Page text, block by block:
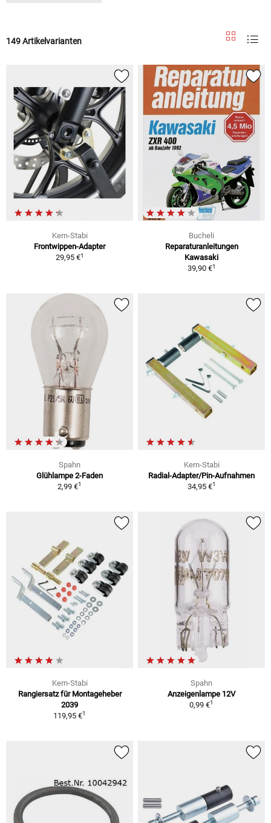
149 Artikelvarianten
Kern-Stabi
Frontwippen-Adapter
29,95 €1
Bucheli
Reparaturanleitungen
Kawasaki
39,90 €1
Spahn
Glühlampe 2-Faden
2,99 €1
Kern-Stabi
Radial-Adapter/Pin-Aufnahmen
34,95 €1
Kern-Stabi
Rangiersatz für Montageheber
2039
119,95 €1
Spahn
Anzeigenlampe 12V
0,99 €1